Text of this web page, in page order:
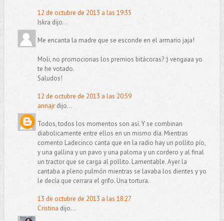
12 de octubre de 2013 a las 19:35
Iskra dijo...
Me encanta la madre que se esconde en el armario jaja!
Moli, no promocionas los premios bitácoras? :) vengaaa yo
te he votado.
Saludos!
12 de octubre de 2013 a las 20:59
annajrdijo...
Todos, todos los momentos son así. Y se combinan
diabolicamente entre ellos en un mismo día. Mientras
comento Ladecinco canta que en la radio hay un pollito pío,
y una gallina y un pavo y una paloma y un cordero y al final
un tractor que se carga al pollito. Lamentable. Ayer la
cantaba a pleno pulmón mientras se lavaba los dientes y yo
le decía que cerrara el grifo. Una tortura.
13 de octubre de 2013 a las 18:27
Cristina dijo...